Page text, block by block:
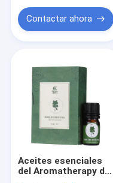
Contactar ahora
Aceites esenciales
del Aromatherapy del